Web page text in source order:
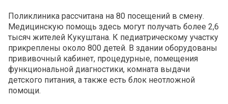
Поликлиника рассчитана на 80 посещений в смену.
Медицинскую помощь здесь могут получать более 2,6
тысяч жителей Кукуштана. К педиатрическому участку
прикреплены около 800 детей. В здании оборудованы
прививочный кабинет, процедурные, помещения
функциональной диагностики, комната выдачи
детского питания, а также есть блок неотложной
помощи.